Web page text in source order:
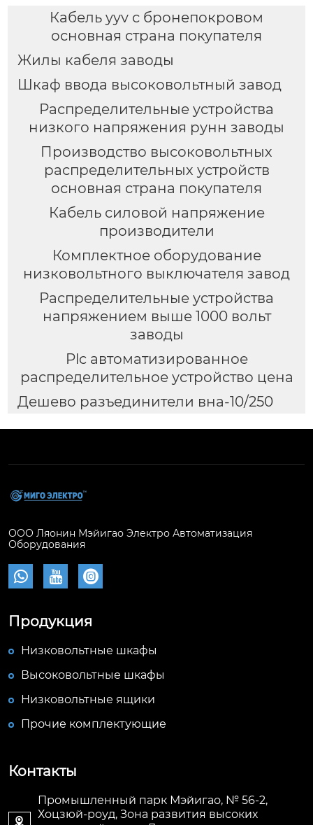
Кабель yyv с бронепокровом
основная страна покупателя
Жилы кабеля заводы
Шкаф ввода высоковольтный завод
Распределительные устройства
низкого напряжения рунн заводы
Производство высоковольтных
распределительных устройств
основная страна покупателя
Кабель силовой напряжение
производители
Комплектное оборудование
низковольтного выключателя завод
Распределительные устройства
напряжением выше 1000 вольт
заводы
Plc автоматизированное
распределительное устройство цена
Дешево разъединители вна-10/250
ООО Ляонин Мэйигао Электро Автоматизация
Оборудования
  
Продукция
Низковольтные шкафы
Высоковольтные шкафы
Низковольтные ящики
Прочие комплектующие
Контакты

Промышленный парк Мэйигао, № 56-2,
Хоцзюй-роуд, Зона развития высоких